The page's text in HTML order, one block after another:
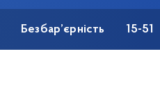
Безбар’єрність 15-51